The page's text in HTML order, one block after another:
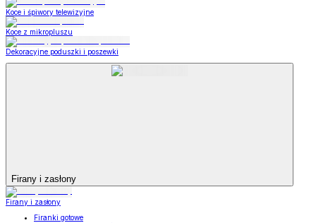
Koce i śpiwory telewizyjne
Koce z mikropluszu
Dekoracyjne poduszki i poszewki
Firany i zasłony
Firany i zasłony
Firanki gotowe